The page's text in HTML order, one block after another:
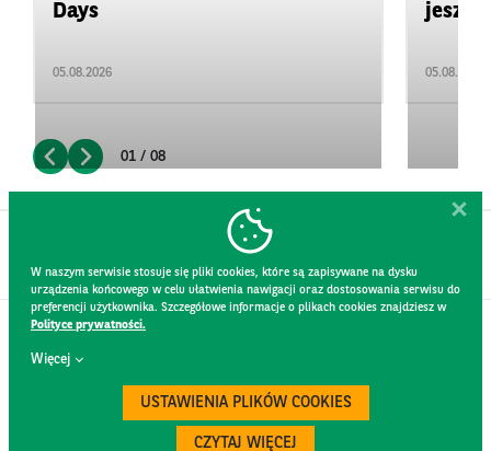
Days
05.08.2026 05.08.2026
01 / 08
W naszym serwisie stosuje się pliki cookies, które są zapisywane na dysku
urządzenia końcowego w celu ułatwienia nawigacji oraz dostosowania serwisu do
preferencji użytkownika. Szczegółowe informacje o plikach cookies znajdziesz w
Polityce prywatności.
Więcej
USTAWIENIA PLIKÓW COOKIES
CZYTAJ WIĘCEJ
REGULAMIN STRONY
POLITYKA PRYWATNOŚCI